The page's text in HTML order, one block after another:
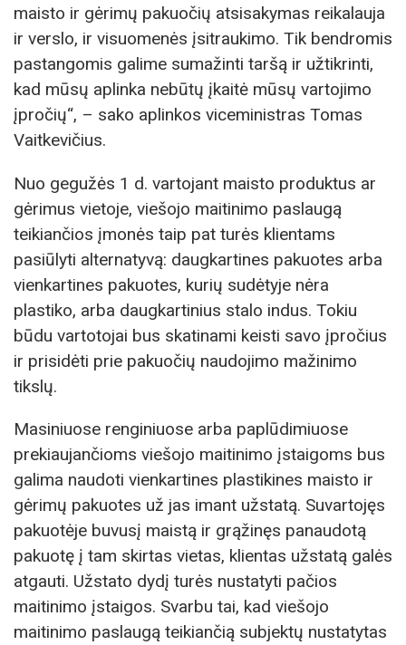
maisto ir gėrimų pakuočių atsisakymas reikalauja
ir verslo, ir visuomenės įsitraukimo. Tik bendromis
pastangomis galime sumažinti taršą ir užtikrinti,
kad mūsų aplinka nebūtų įkaitė mūsų vartojimo
įpročių“, – sako aplinkos viceministras Tomas
Vaitkevičius.
Nuo gegužės 1 d. vartojant maisto produktus ar
gėrimus vietoje, viešojo maitinimo paslaugą
teikiančios įmonės taip pat turės klientams
pasiūlyti alternatyvą: daugkartines pakuotes arba
vienkartines pakuotes, kurių sudėtyje nėra
plastiko, arba daugkartinius stalo indus. Tokiu
būdu vartotojai bus skatinami keisti savo įpročius
ir prisidėti prie pakuočių naudojimo mažinimo
tikslų.
Masiniuose renginiuose arba paplūdimiuose
prekiaujančioms viešojo maitinimo įstaigoms bus
galima naudoti vienkartines plastikines maisto ir
gėrimų pakuotes už jas imant užstatą. Suvartojęs
pakuotėje buvusį maistą ir grąžinęs panaudotą
pakuotę į tam skirtas vietas, klientas užstatą galės
atgauti. Užstato dydį turės nustatyti pačios
maitinimo įstaigos. Svarbu tai, kad viešojo
maitinimo paslaugą teikiančią subjektų nustatytas